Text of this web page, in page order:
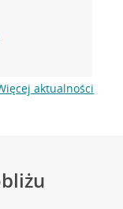
aktualności